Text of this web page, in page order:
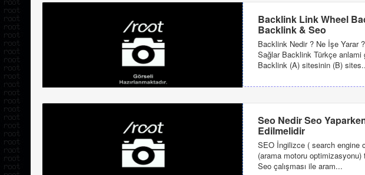
Backlink Link Wheel
Backlink & Seo
Backlink Nedir ? Ne İşe Yarar ?
Sağlar Backlink Türkçe anlami
Backlink (A) sitesinin (B)
Seo Nedir Seo
Edilmelidir
SEO İngilizce ( search engine
(arama motoru optimizasyonu)
Seo çalışması ile aram...